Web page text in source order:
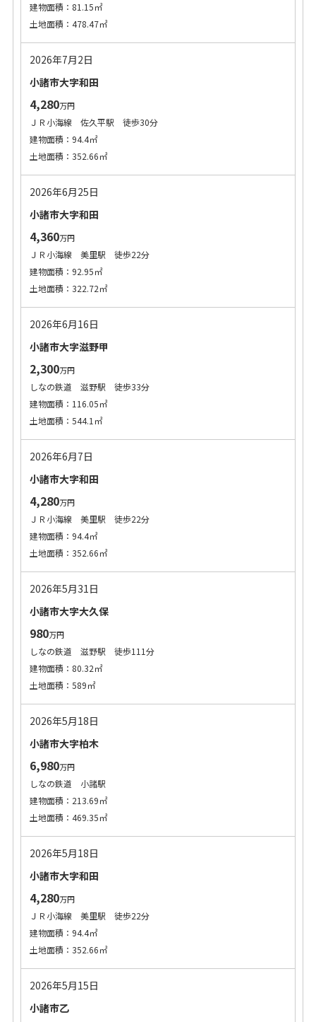
建物面積：81.15㎡
土地面積：478.47㎡
2026年7月2日
小諸市大字和田
4,280万円
ＪＲ小海線 佐久平駅 徒歩30分
建物面積：94.4㎡
土地面積：352.66㎡
2026年6月25日
小諸市大字和田
4,360万円
ＪＲ小海線 美里駅 徒歩22分
建物面積：92.95㎡
土地面積：322.72㎡
2026年6月16日
小諸市大字滋野甲
2,300万円
しなの鉄道 滋野駅 徒歩33分
建物面積：116.05㎡
土地面積：544.1㎡
2026年6月7日
小諸市大字和田
4,280万円
ＪＲ小海線 美里駅 徒歩22分
建物面積：94.4㎡
土地面積：352.66㎡
2026年5月31日
小諸市大字大久保
980万円
しなの鉄道 滋野駅 徒歩111分
建物面積：80.32㎡
土地面積：589㎡
2026年5月18日
小諸市大字柏木
6,980万円
しなの鉄道 小諸駅
建物面積：213.69㎡
土地面積：469.35㎡
2026年5月18日
小諸市大字和田
4,280万円
ＪＲ小海線 美里駅 徒歩22分
建物面積：94.4㎡
土地面積：352.66㎡
2026年5月15日
小諸市乙